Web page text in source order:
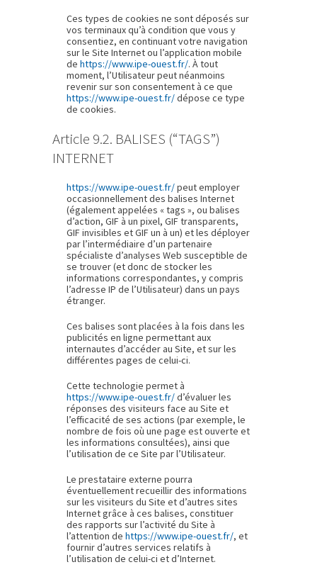
Ces types de cookies ne sont déposés sur
vos terminaux qu’à condition que vous y
consentiez, en continuant votre navigation
sur le Site Internet ou l’application mobile
de https://www.ipe-ouest.fr/. À tout
moment, l’Utilisateur peut néanmoins
revenir sur son consentement à ce que
https://www.ipe-ouest.fr/dépose ce type
de cookies.
Article 9.2. BALISES (“TAGS”)
INTERNET
https://www.ipe-ouest.fr/peut employer
occasionnellement des balises Internet
(également appelées « tags », ou balises
d’action, GIF à un pixel, GIF transparents,
GIF invisibles et GIF un à un) et les déployer
par l’intermédiaire d’un partenaire
spécialiste d’analyses Web susceptible de
se trouver (et donc de stocker les
informations correspondantes, y compris
l’adresse IP de l’Utilisateur) dans un pays
étranger.
Ces balises sont placées à la fois dans les
publicités en ligne permettant aux
internautes d’accéder au Site, et sur les
différentes pages de celui-ci.
Cette technologie permet à
https://www.ipe-ouest.fr/d’évaluer les
réponses des visiteurs face au Site et
l’efficacité de ses actions (par exemple, le
nombre de fois où une page est ouverte et
les informations consultées), ainsi que
l’utilisation de ce Site par l’Utilisateur.
Le prestataire externe pourra
éventuellement recueillir des informations
sur les visiteurs du Site et d’autres sites
Internet grâce à ces balises, constituer
des rapports sur l’activité du Site à
l’attention de https://www.ipe-ouest.fr/, et
fournir d’autres services relatifs à
l’utilisation de celui-ci et d’Internet.